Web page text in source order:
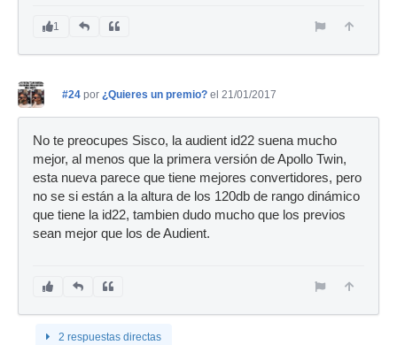
1
#24 por ¿Quieres un premio? el 21/01/2017
No te preocupes Sisco, la audient id22 suena mucho
mejor, al menos que la primera versión de Apollo Twin,
esta nueva parece que tiene mejores convertidores, pero
no se si están a la altura de los 120db de rango dinámico
que tiene la id22, tambien dudo mucho que los previos
sean mejor que los de Audient.
2 respuestas directas